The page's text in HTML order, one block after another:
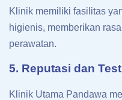
Klinik memiliki fasilitas
higienis, memberikan
perawatan.
5. Reputasi dan
Klinik Utama Pandawa